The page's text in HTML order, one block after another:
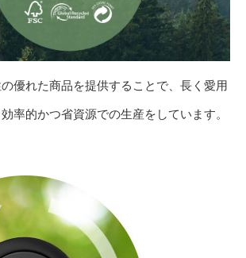
優れた商品を提供することで、長く愛用
率的かつ省資源での生産をしています。